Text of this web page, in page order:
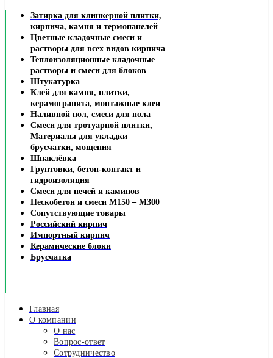
Затирка для клинкерной плитки,
кирпича, камня и термопанелей
Цветные кладочные смеси и
растворы для всех видов кирпича
Теплоизоляционные кладочные
растворы и смеси для блоков
Штукатурка
Клей для камня, плитки,
керамогранита, монтажные клеи
Наливной пол, смеси для пола
Смеси для тротуарной плитки,
Материалы для укладки
брусчатки, мощения
Шпаклёвка
Грунтовки, бетон-контакт и
гидроизоляция
Смеси для печей и каминов
Пескобетон и смеси М150 – М300
Сопутствующие товары
Российский кирпич
Импортный кирпич
Керамические блоки
Брусчатка
Главная
О компании
О нас
Вопрос-ответ
Сотрудничество